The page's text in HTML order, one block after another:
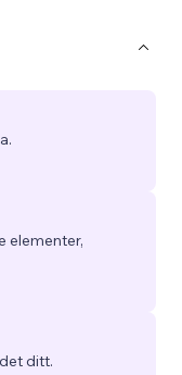
elementer,
ditt.